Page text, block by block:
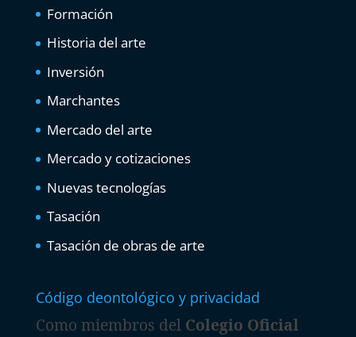
Formación
Historia del arte
Inversión
Marchantes
Mercado del arte
Mercado y cotizaciones
Nuevas tecnologías
Tasación
Tasación de obras de arte
Código deontológico y privacidad
Como miembros delColegio Oficial